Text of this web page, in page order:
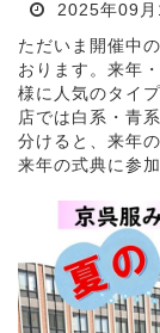
2025年09月
ただいま開催中
おります。来年
様に人気のタイ
店では白系・青
分けると、来年
来年の式典に参